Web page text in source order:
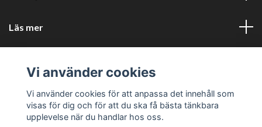
Läs mer
Företagsuppgifter
Vi använder cookies
Vi använder cookies för att anpassa det innehåll som
visas för dig och för att du ska få bästa tänkbara
upplevelse när du handlar hos oss.